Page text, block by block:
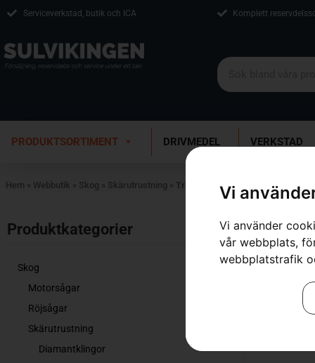
Vi
Vi använder
vår webbplats,
webbplatstrafik
Serviceverkstad, butik och ICA Komplett
PRODUKTSORTIMENT DRIVMEDEL VERKSTAD
Hem » Webbutik » Skog » Skärutrustning » Trimmerhuvud
Produktkategorier​
Skog
Motorsågar
Röjsågar
Skärutrustning
Diamantklingor
Visar 1–12